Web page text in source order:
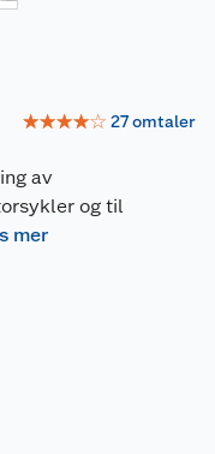
☆☆☆☆☆ 27omtaler
av
og til
mer